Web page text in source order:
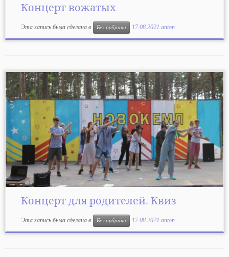
Концерт вожатых
Эта запись была сделана в Без рубрики 17.08.2021 anton
Концерт для родителей. Квиз
Эта запись была сделана в Без рубрики 17.08.2021 anton